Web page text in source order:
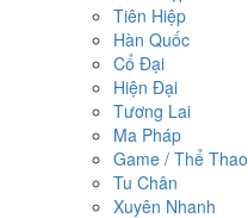
Tiên Hiệp
Hàn Quốc
Cổ Đại
Hiện Đại
Tương Lai
Ma Pháp
Game / Thể Thao
Tu Chân
Xuyên Nhanh